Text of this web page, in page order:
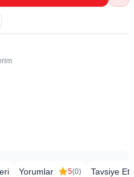
Yorumlar 5(0) Tavsiye Et